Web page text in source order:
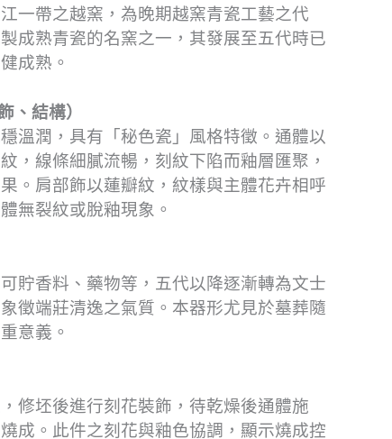
一帶之越窯，為晚期越窯青瓷工藝之代
成熟青瓷的名窯之一，其發展至五代時已
成熟。
、結構）
溫潤，具有「秘色瓷」風格特徵。通體以
，線條細膩流暢，刻紋下陷而釉層匯聚，
。肩部飾以蓮瓣紋，紋樣與主體花卉相呼
無裂紋或脫釉現象。
貯香料、藥物等，五代以降逐漸轉為文士
徵端莊清逸之氣質。本器形尤見於墓葬隨
意義。
修坯後進行刻花裝飾，待乾燥後通體施
成。此件之刻花與釉色協調，顯示燒成控